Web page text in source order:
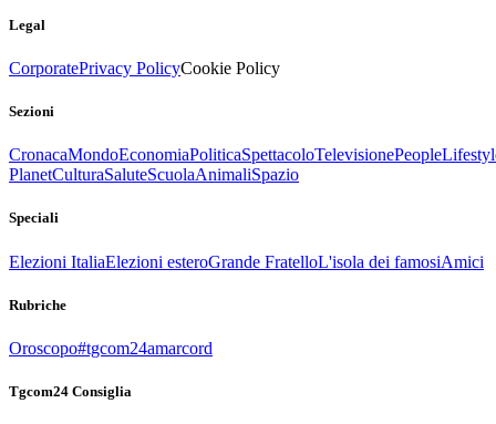
Legal
CorporatePrivacy PolicyCookie Policy
Sezioni
CronacaMondoEconomiaPoliticaSpettacoloTelevisionePeople
PlanetCulturaSaluteScuolaAnimaliSpazio
Speciali
Elezioni ItaliaElezioni esteroGrande FratelloL'isola dei famosiAmici
Rubriche
Oroscopo#tgcom24amarcord
Tgcom24 Consiglia